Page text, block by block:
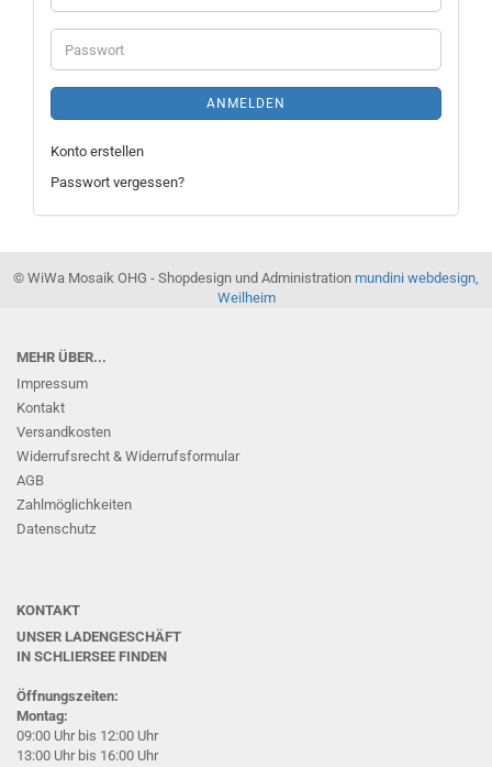
Mail-
Adresse
Passwort
ANMELDEN
Konto erstellen
Passwort vergessen?
© WiWa Mosaik OHG - Shopdesign und Administration mundini webdesign,
Weilheim
MEHR ÜBER...
Impressum
Kontakt
Versandkosten
Widerrufsrecht & Widerrufsformular
AGB
Zahlmöglichkeiten
Datenschutz
KONTAKT
UNSER LADENGESCHÄFT
IN SCHLIERSEE FINDEN
Öffnungszeiten:
Montag:
09:00 Uhr bis 12:00 Uhr
13:00 Uhr bis 16:00 Uhr